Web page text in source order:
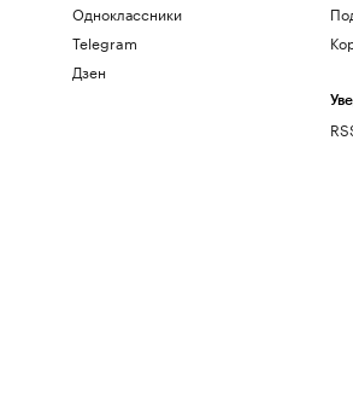
Одноклассники
Telegram
Дзен